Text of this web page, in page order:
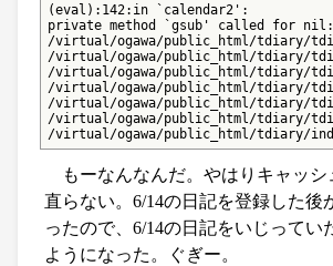
(eval):142:in `calendar2':
private method `gsub' called for
/virtual/ogawa/public_html/tdiary/
/virtual/ogawa/public_html/tdiary/
/virtual/ogawa/public_html/tdiary/
/virtual/ogawa/public_html/tdiary/
/virtual/ogawa/public_html/tdiary/
/virtual/ogawa/public_html/tdiary/
/virtual/ogawa/public_html/tdiary/
もーなんなんだ。やはりキャッシ
直らない。6/14の日記を登録した後
ったので、6/14の日記をいじってい
ようになった。ぐぎー。